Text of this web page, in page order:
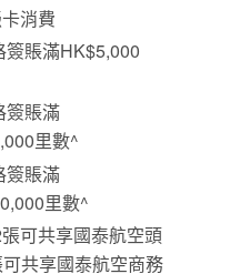
消費
賬滿HK$5,000
簽賬滿
里數^
簽賬滿
里數^
可共享國泰航空頭
共享國泰航空商務